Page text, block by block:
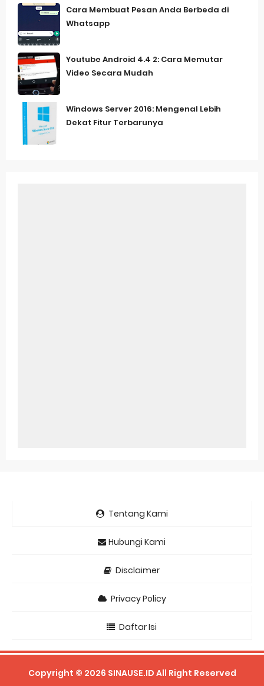
Cara Membuat Pesan Anda Berbeda di
Whatsapp
Youtube Android 4.4 2: Cara Memutar
Video Secara Mudah
Windows Server 2016: Mengenal Lebih
Dekat Fitur Terbarunya
Tentang Kami
Hubungi Kami
Disclaimer
Privacy Policy
Daftar Isi
Copyright © 2026 SINAUSE.ID All Right Reserved